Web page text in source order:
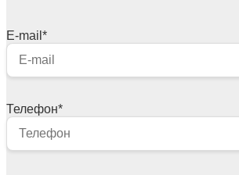
E-mail *
Телефон*